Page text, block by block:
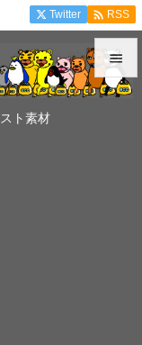
ト素材


Twitter  RSS